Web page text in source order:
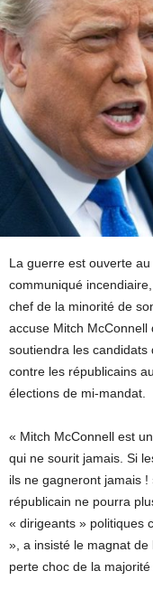
La guerre est ouverte
communiqué
chef de la minorité de
accuse Mitch McConnell
soutiendra les
contre les républicains
élections de mi-mandat.
« Mitch McConnell est
qui ne sourit jamais. Si
ils ne gagneront jamais
républicain ne pourra
« dirigeants » politiques
», a insisté le magnat de
perte choc de la